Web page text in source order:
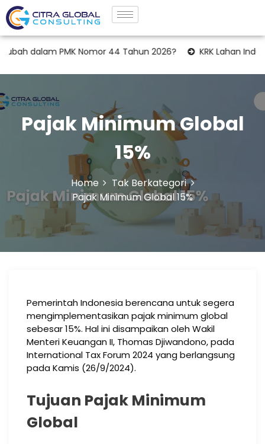
PMK Nomor 44 Tahun 2026? KRK Lahan Industri:
Pajak Minimum Global
15%
Home
Tak Berkategori
Pajak Minimum Global 15%
Pemerintah Indonesia berencana untuk segera
mengimplementasikan pajak minimum global
sebesar 15%. Hal ini disampaikan oleh Wakil
Menteri Keuangan II, Thomas Djiwandono, pada
International Tax Forum 2024 yang berlangsung
pada Kamis (26/9/2024).
Tujuan Pajak Minimum
Global